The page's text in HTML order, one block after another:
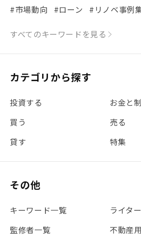
#市場動向
#ローン
#リノベ事例
#シミュレーション #まちの住みや
#REIT
#新型コロナ #ETF #固定
#団体信用生命保険
#贈与税 #災
#書類
#リノシーチ
#不動産投資体験レポ
#地震対策
#セミナー #渋谷
#ふ
#法人化
#クラウドファンディング
すべてのキーワードを見る
カテゴリから探す
投資する
お金と
買う
売る
貸す
特集
その他
キーワード一覧
ライタ
監修者一覧
不動産